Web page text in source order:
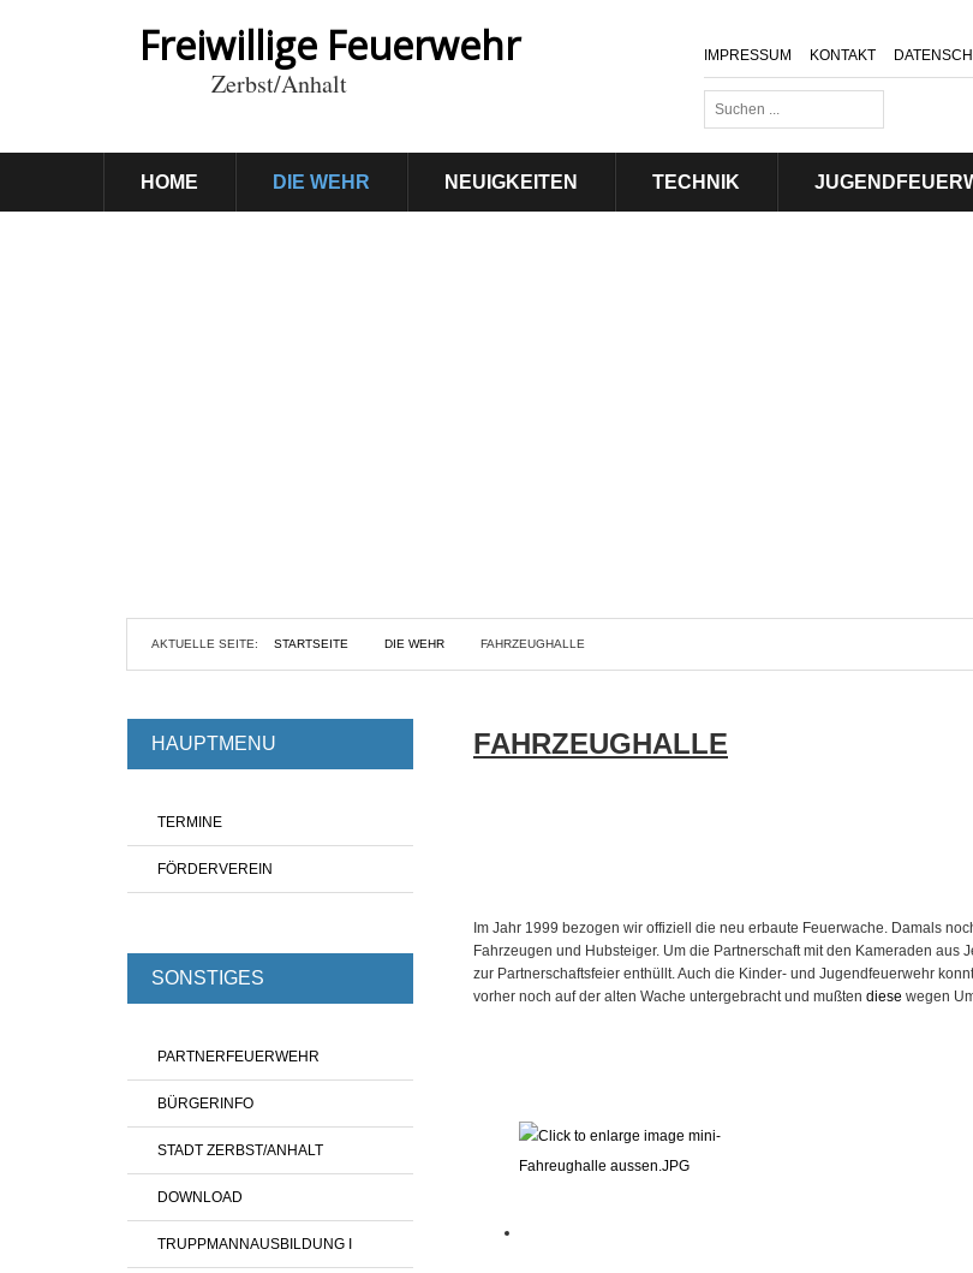
IMPRESSUM KONTAKT
Suchen
...
Freiwillige Feuerwehr
Zerbst/Anhalt
HOME DIE WEHR NEUIGKEITEN TECHNIK
AKTUELLE SEITE: STARTSEITE DIE WEHR FAHRZEUGHALLE
HAUPTMENU
TERMINE
FÖRDERVEREIN
SONSTIGES
PARTNERFEUERWEHR
BÜRGERINFO
STADT ZERBST/ANHALT
DOWNLOAD
TRUPPMANNAUSBILDUNG I
FAHRZEUGHALLE
Im Jahr 1999 bezogen wir offiziell die neu erbaute Feuerwache. Damals
Fahrzeugen und Hubsteiger. Um die Partnerschaft mit den Kameraden
zur Partnerschaftsfeier enthüllt. Auch die Kinder- und Jugendfeuerwehr
vorher noch auf der alten Wache untergebracht und mußten diese wegen